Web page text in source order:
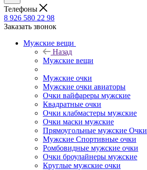
Телефоны
8 926 580 22 98
Заказать звонок
Мужские вещи
Назад
Мужские вещи
Мужские очки
Мужские очки авиаторы
Очки вайфареры мужские
Квадратные очки
Очки клабмастеры мужские
Очки маски мужские
Прямоугольные мужские Очки
Мужские Спортивные очки
Ромбовидные мужские очки
Очки броулайнеры мужские
Круглые мужские очки